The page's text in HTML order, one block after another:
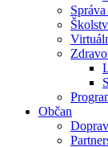
Občan